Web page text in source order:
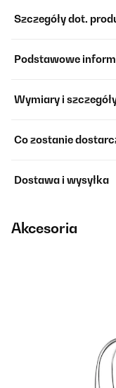
Szczegóły dot.
Podstawowe
Wymiary i
Co zostanie
Dostawa i wysyłka
Akcesoria